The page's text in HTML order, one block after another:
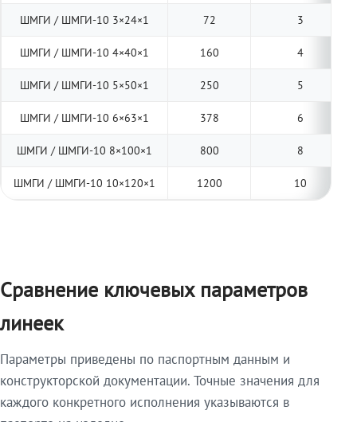
ШМГИ / ШМГИ-10 3×24×1 72 3
ШМГИ / ШМГИ-10 4×40×1 160 4
ШМГИ / ШМГИ-10 5×50×1 250 5
ШМГИ / ШМГИ-10 6×63×1 378 6
ШМГИ / ШМГИ-10 8×100×1 800 8
ШМГИ / ШМГИ-10 10×120×1 1200 10
Сравнение ключевых параметров
линеек
Параметры приведены по паспортным данным и
конструкторской документации. Точные значения для
каждого конкретного исполнения указываются в